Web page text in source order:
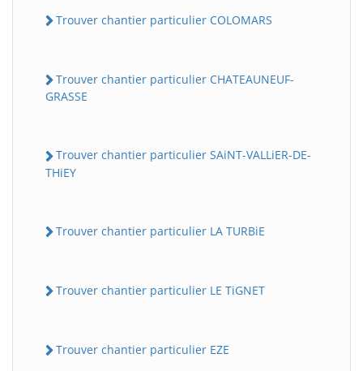
Trouver chantier particulier COLOMARS
Trouver chantier particulier CHATEAUNEUF-
GRASSE
Trouver chantier particulier SAiNT-VALLiER-DE-
THiEY
Trouver chantier particulier LA TURBiE
Trouver chantier particulier LE TiGNET
Trouver chantier particulier EZE